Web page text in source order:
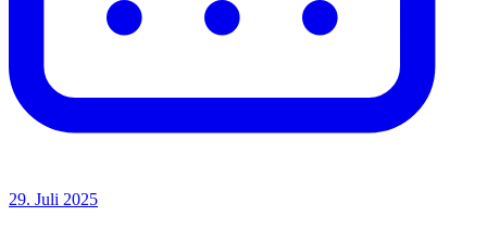
29. Juli 2025